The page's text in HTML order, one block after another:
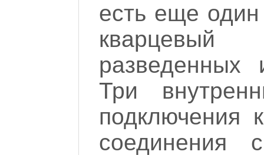
есть еще
Три
подключения
соединения